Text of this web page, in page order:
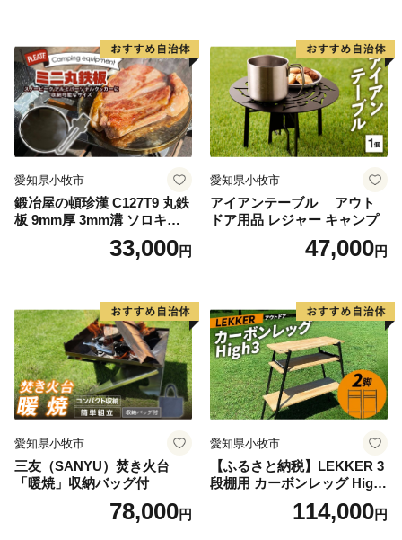
愛知県小牧市
鍛冶屋の頓珍漢 C127T9 丸鉄
板 9mm厚 3mm溝 ソロキャ
ンプ用 専用ハンドル付き ス
ノーピーク アルミパーソナ
33,000円
愛知県小牧市
アイアンテーブル アウト
ドア用品 レジャー キャンプ
47,000円
愛知県小牧市
三友（SANYU）焚き火台
「暖焼」収納バッグ付
78,000円
愛知県小牧市
【ふるさと納税】LEKKER 3
段棚用 カーボンレッグ High
3 2脚 キャンプ アウトドア ソ
ロキャン カーボン アウトド
114,000円